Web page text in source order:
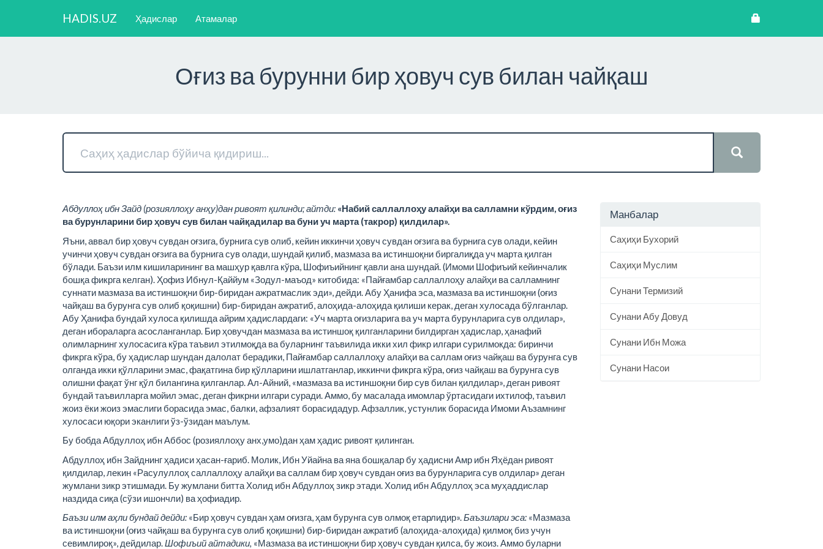
HADIS.UZ Ҳадислар Атамалар
Оғиз ва бурунни бир ҳовуч сув билан чайқаш
Абдуллоҳ ибн Зайд (розияллоҳу анҳу)дан ривоят қилинди; айтди: «Набий саллаллоҳу алайҳи ва салламни кўрдим, оғиз
ва бурунларини бир ҳовуч сув билан чайқадилар ва буни уч марта (такрор) қилдилар».
Яъни, аввал бир ҳовуч сувдан оғзига, бурнига сув олиб, кейин иккинчи ҳовуч сувдан оғзига ва бурнига сув олади, кейин
учинчи ҳовуч сувдан оғзига ва бурнига сув олади, шундай қилиб, мазмаза ва истиншоқни биргалиқда уч марта қилган
бўлади. Баъзи илм кишиларининг ва машҳур қавлга кўра, Шофиъийнинг қавли ана шундай. (Имоми Шофиъий кейинчалик
бошқа фикрга келган). Ҳофиз Ибнул-Қаййум «Зодул-маъод» китобида: «Пайғамбар саллаллоҳу алайҳи ва салламнинг
суннати мазмаза ва истиншоқни бир-биридан ажратмаслик эди», дейди. Абу Ҳанифа эса, мазмаза ва истиншоқни (оғиз
чайқаш ва бурунга сув олиб қоқишни) бир-биридан ажратиб, алоҳида-алоҳида қилиши керак, деган хулосада бўлганлар.
Абу Ҳанифа бундай хулоса қилишда айрим ҳадислардаги: «Уч марта оғизларига ва уч марта бурунларига сув олдилар»,
деган ибораларга асосланганлар. Бир ҳовучдан мазмаза ва истиншоқ қилганларини билдирган ҳадислар, ҳанафий
олимларнинг хулосасига кўра таъвил этилмоқда ва буларнинг таъвилида икки хил фикр илгари сурилмокда: биринчи
фикрга кўра, бу ҳадислар шундан далолат берадики, Пайғамбар саллаллоҳу алайҳи ва саллам оғиз чайқаш ва бурунга сув
олганда икки қўлларини эмас, фақатгина бир қўлларини ишлатганлар, иккинчи фикрга кўра, оғиз чайқаш ва бурунга сув
олишни фақат ўнг қўл билангина қилганлар. Ал-Айний, «мазмаза ва истиншоқни бир сув билан қилдилар», деган ривоят
бундай таъвилларга мойил эмас, деган фикрни илгари суради. Аммо, бу масалада имомлар ўртасидаги ихтилоф, таъвил
жоиз ёки жоиз эмаслиги борасида эмас, балки, афзалият борасидадур. Афзаллик, устунлик борасида Имоми Аъзамнинг
хулосаси юқори эканлиги ўз-ўзидан маълум.
Бу бобда Абдуллоҳ ибн Аббос (розияллоҳу анх,умо)дан ҳам ҳадис ривоят қилинган.
Абдуллоҳ ибн Зайднинг ҳадиси ҳасан-ғариб. Молик, Ибн Уйайна ва яна бошқалар бу ҳадисни Амр ибн Яҳёдан ривоят
қилдилар, лекин «Расулуллоҳ саллаллоҳу алайҳи ва саллам бир ҳовуч сувдан оғиз ва бурунларига сув олдилар» деган
жумлани зикр этишмади. Бу жумлани битта Холид ибн Абдуллоҳ зикр этади. Холид ибн Абдуллоҳ эса муҳаддислар
наздида сиқа (сўзи ишончли) ва ҳофиадир.
Баъзи илм аҳли бундай дейди: «Бир ҳовуч сувдан ҳам оғизга, ҳам бурунга сув олмоқ етарлидир».Баъзилари эса: «Мазмаза
ва истиншоқни (оғиз чайқаш ва бурунга сув олиб қоқишни) бир-биридан ажратиб (алоҳида-алоҳида) қилмоқ биз учун
севимлироқ», дейдилар.Шофиъий айтадики, «Мазмаза ва истиншоқни бир ҳовуч сувдан қилса, бу жоиз. Аммо буларни
Манбалар
Саҳиҳи Бухорий
Саҳиҳи Муслим
Сунани Термизий
Сунани Абу Довуд
Сунани Ибн Можа
Сунани Насои